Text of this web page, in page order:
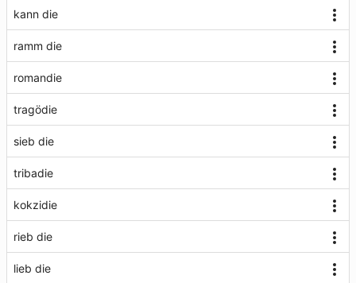
kann die
ramm die
romandie
tragödie
sieb die
tribadie
kokzidie
rieb die
lieb die